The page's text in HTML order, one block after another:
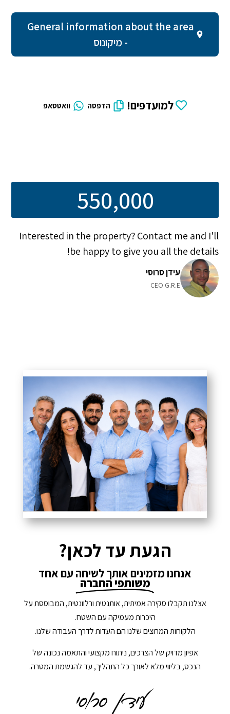
General information about the area
- מיקונוס
למועדפים! הדפסה וואטסאפ
550,000
Interested in the property? Contact me and I'll
be happy to give you all the details!
עידן סרוסי
CEO G.R.E
הגעת עד לכאן?
אנחנו מזמינים אותך לשיחה עם אחד
משותפי החברה
אצלנו תקבלו סקירה אמיתית, אותנטית ורלוונטית, המבוססת על
היכרות מעמיקה עם השטח.
הלקוחות המרוצים שלנו הם העדות לדרך העבודה שלנו.
אפיון מדויק של הצרכים, ניתוח מקצועי והתאמה נכונה של
הנכס, בליווי מלא לאורך כל התהליך, עד להגשמת המטרה.